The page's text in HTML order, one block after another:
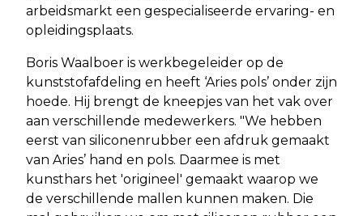
arbeidsmarkt een gespecialiseerde ervaring- en
opleidingsplaats.
Boris Waalboer is werkbegeleider op de
kunststofafdeling en heeft ‘Aries pols’ onder zijn
hoede. Hij brengt de kneepjes van het vak over
aan verschillende medewerkers. "We hebben
eerst van siliconenrubber een afdruk gemaakt
van Aries’ hand en pols. Daarmee is met
kunsthars het 'origineel' gemaakt waarop we
de verschillende mallen kunnen maken. Die